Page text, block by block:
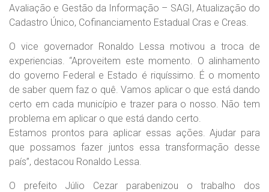
Avaliação e Gestão da Informação – SAGI, Atualização do
Cadastro Único, Cofinanciamento Estadual Cras e Creas.
O vice governador Ronaldo Lessa motivou a troca de
experiencias. “Aproveitem este momento. O alinhamento
do governo Federal e Estado é riquíssimo. É o momento
de saber quem faz o quê. Vamos aplicar o que está dando
certo em cada município e trazer para o nosso. Não tem
problema em aplicar o que está dando certo.
Estamos prontos para aplicar essas ações. Ajudar para
que possamos fazer juntos essa transformação desse
país”, destacou Ronaldo Lessa.
O prefeito Júlio Cezar parabenizou o trabalho dos